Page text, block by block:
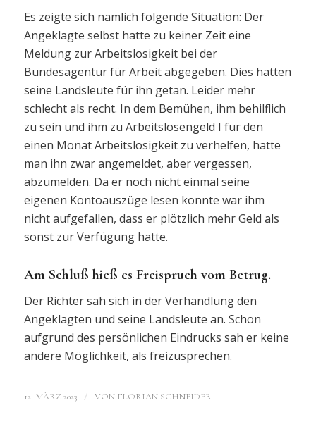
Es zeigte sich nämlich folgende Situation: Der
Angeklagte selbst hatte zu keiner Zeit eine
Meldung zur Arbeitslosigkeit bei der
Bundesagentur für Arbeit abgegeben. Dies hatten
seine Landsleute für ihn getan. Leider mehr
schlecht als recht. In dem Bemühen, ihm behilflich
zu sein und ihm zu Arbeitslosengeld I für den
einen Monat Arbeitslosigkeit zu verhelfen, hatte
man ihn zwar angemeldet, aber vergessen,
abzumelden. Da er noch nicht einmal seine
eigenen Kontoauszüge lesen konnte war ihm
nicht aufgefallen, dass er plötzlich mehr Geld als
sonst zur Verfügung hatte.
Am Schluß hieß es Freispruch vom Betrug.
Der Richter sah sich in der Verhandlung den
Angeklagten und seine Landsleute an. Schon
aufgrund des persönlichen Eindrucks sah er keine
andere Möglichkeit, als freizusprechen.
12. MÄRZ 2023 / VON FLORIAN SCHNEIDER